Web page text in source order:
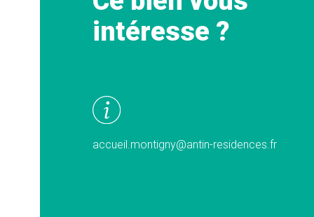
intéresse ?
accueil.montigny@antin-residences.fr